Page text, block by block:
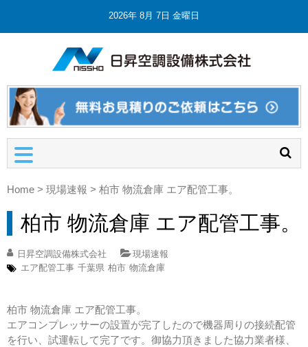
2026年 8月 7日 金曜日
調設備工
事・修理
Home > 現場速報 > 柏市 物流倉庫 エア配管工事。
柏市 物流倉庫 エア配管工事。
日昇空調設備株式会社
現場速報
エア配管工事 千葉県 柏市 物流倉庫
柏市 物流倉庫 エア配管工事。
エアコンプレッサーの設置が完了したので機器周りの接続配管
を行い、試運転して完了です。御協力頂きました協力業者様、